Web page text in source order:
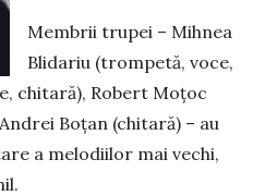
Membrii trupei – Mihnea
Blidariu (trompetă, voce,
chitară), Ro­bert Moțoc
Boțan (chi­ta­ră) – au
a melodiilor mai vechi,